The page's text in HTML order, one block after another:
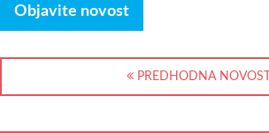
Objavite novost
PREDHODNA NOVOST